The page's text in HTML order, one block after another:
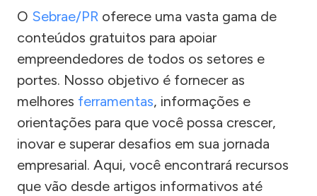
O Sebrae/PR oferece uma vasta gama de
conteúdos gratuitos para apoiar
empreendedores de todos os setores e
portes. Nosso objetivo é fornecer as
melhores ferramentas, informações e
orientações para que você possa crescer,
inovar e superar desafios em sua jornada
empresarial. Aqui, você encontrará recursos
que vão desde artigos informativos até